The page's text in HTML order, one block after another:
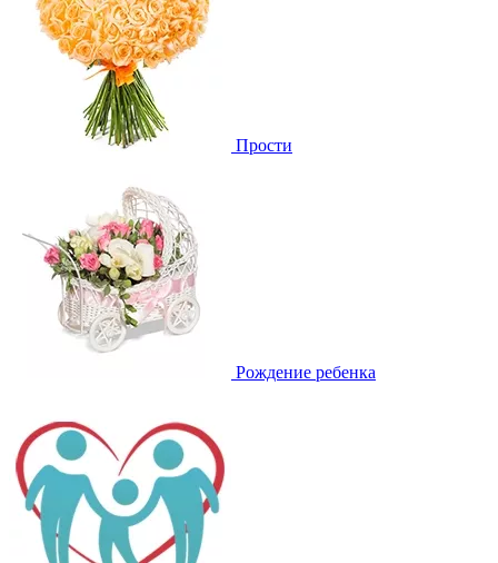
Прости
Рождение ребенка